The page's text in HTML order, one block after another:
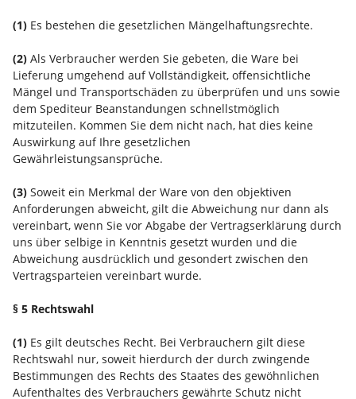
(1) Es bestehen die gesetzlichen Mängelhaftungsrechte.
(2) Als Verbraucher werden Sie gebeten, die Ware bei
Lieferung umgehend auf Vollständigkeit, offensichtliche
Mängel und Transportschäden zu überprüfen und uns sowie
dem Spediteur Beanstandungen schnellstmöglich
mitzuteilen. Kommen Sie dem nicht nach, hat dies keine
Auswirkung auf Ihre gesetzlichen
Gewährleistungsansprüche.
(3) Soweit ein Merkmal der Ware von den objektiven
Anforderungen abweicht, gilt die Abweichung nur dann als
vereinbart, wenn Sie vor Abgabe der Vertragserklärung durch
uns über selbige in Kenntnis gesetzt wurden und die
Abweichung ausdrücklich und gesondert zwischen den
Vertragsparteien vereinbart wurde.
§ 5 Rechtswahl
(1) Es gilt deutsches Recht. Bei Verbrauchern gilt diese
Rechtswahl nur, soweit hierdurch der durch zwingende
Bestimmungen des Rechts des Staates des gewöhnlichen
Aufenthaltes des Verbrauchers gewährte Schutz nicht